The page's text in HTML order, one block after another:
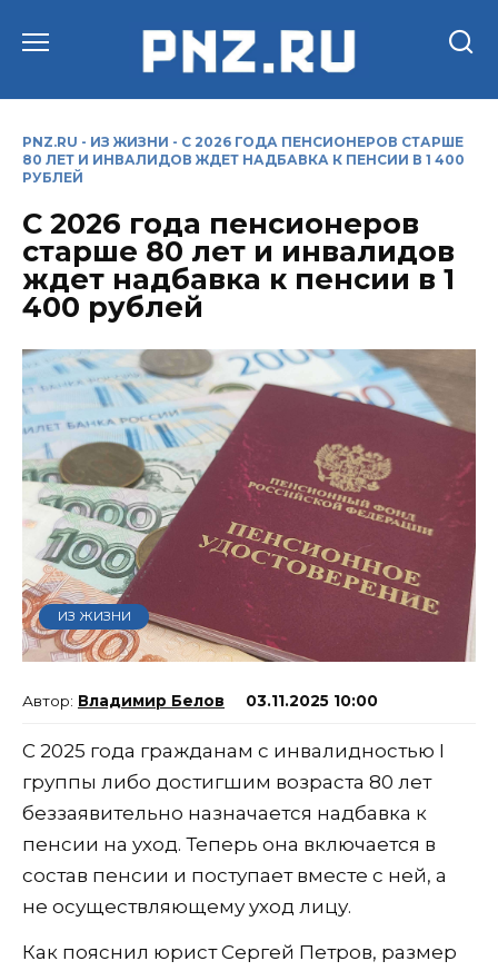
PNZ.RU - ИЗ ЖИЗНИ - С 2026 ГОДА ПЕНСИОНЕРОВ СТАРШЕ
80 ЛЕТ И ИНВАЛИДОВ ЖДЕТ НАДБАВКА К ПЕНСИИ В 1 400
РУБЛЕЙ
С 2026 года пенсионеров
старше 80 лет и инвалидов
ждет надбавка к пенсии в 1
400 рублей
ИЗ ЖИЗНИ
Владимир Белов 03.11.2025 10:00
С 2025 года гражданам с инвалидностью I
группы либо достигшим возраста 80 лет
беззаявительно назначается надбавка к
пенсии на уход. Теперь она включается в
состав пенсии и поступает вместе с ней, а
не осуществляющему уход лицу.
Как пояснил юрист Сергей Петров, размер